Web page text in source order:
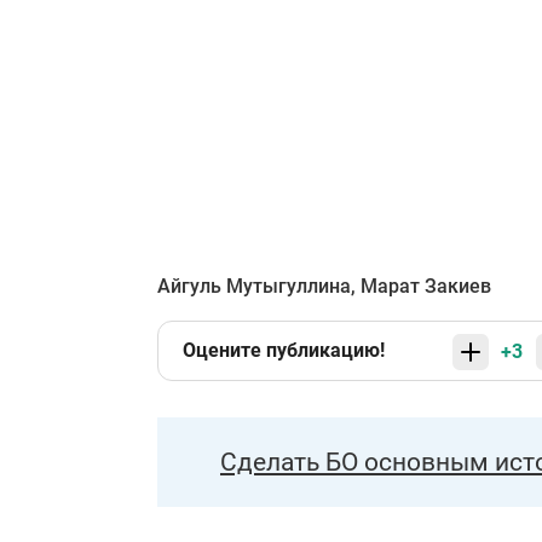
Айгуль Мутыгуллина, Марат Закиев
Оцените публикацию! +3
Сделать БО основным